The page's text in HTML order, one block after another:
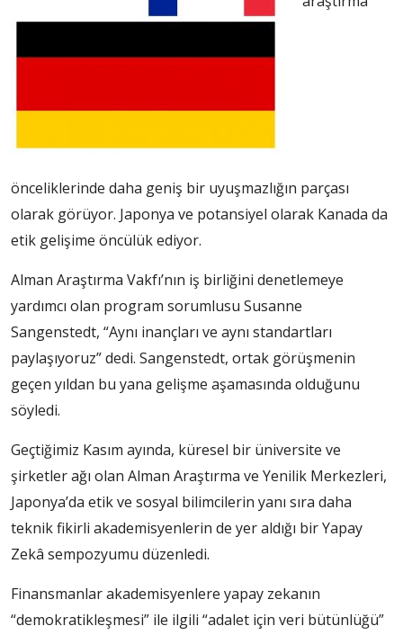
önceliklerinde daha geniş bir uyuşmazlığın parçası
olarak görüyor. Japonya ve potansiyel olarak Kanada da
etik gelişime öncülük ediyor.
Alman Araştırma Vakfı’nın iş birliğini denetlemeye
yardımcı olan program sorumlusu Susanne
Sangenstedt, “Aynı inançları ve aynı standartları
paylaşıyoruz” dedi. Sangenstedt, ortak görüşmenin
geçen yıldan bu yana gelişme aşamasında olduğunu
söyledi.
Geçtiğimiz Kasım ayında, küresel bir üniversite ve
şirketler ağı olan Alman Araştırma ve Yenilik Merkezleri,
Japonya’da etik ve sosyal bilimcilerin yanı sıra daha
teknik fikirli akademisyenlerin de yer aldığı bir Yapay
Zekâ sempozyumu düzenledi.
Finansmanlar akademisyenlere yapay zekanın
“demokratikleşmesi” ile ilgili “adalet için veri bütünlüğü”